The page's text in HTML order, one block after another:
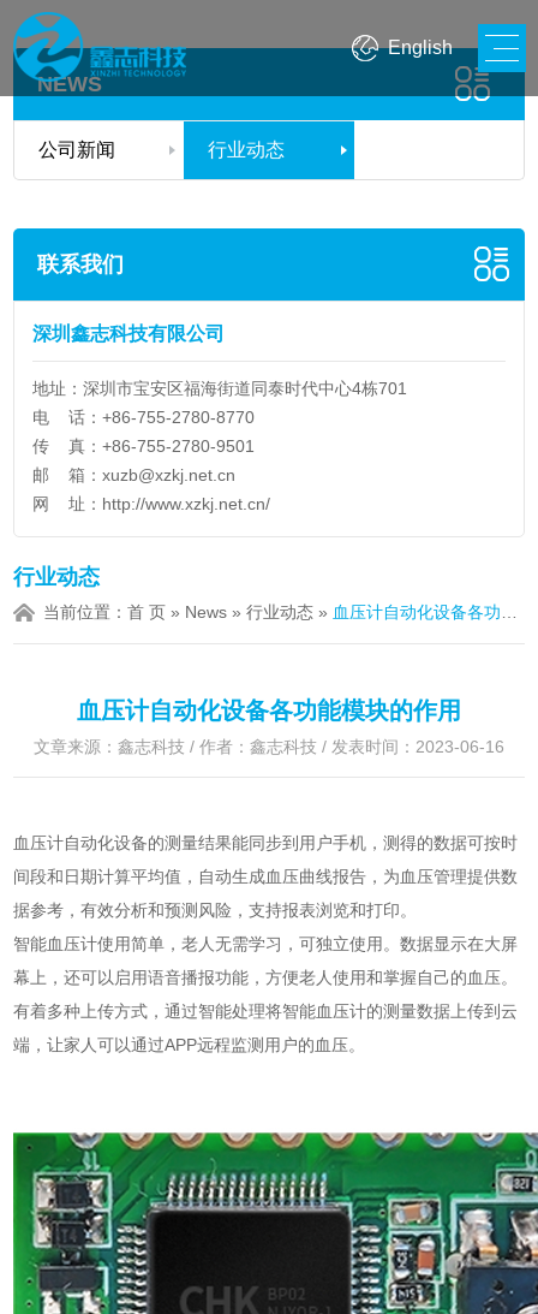
English
NEWS
公司新闻 行业动态
联系我们
深圳鑫志科技有限公司
地址：深圳市宝安区福海街道同泰时代中心4栋701
电 话：+86-755-2780-8770
传 真：+86-755-2780-9501
邮 箱：xuzb@xzkj.net.cn
网 址： http://www.xzkj.net.cn/
行业动态
当前位置：首 页 » News »行业动态 » 血压计自动化设备各功能模块的作用
血压计自动化设备各功能模块的作用
文章来源：鑫志科技 / 作者：鑫志科技 / 发表时间：2023-06-16
血压计自动化设备的测量结果能同步到用户手机，测得的数据可按时
间段和日期计算平均值，自动生成血压曲线报告，为血压管理提供数
据参考，有效分析和预测风险，支持报表浏览和打印。
智能血压计使用简单，老人无需学习，可独立使用。数据显示在大屏
幕上，还可以启用语音播报功能，方便老人使用和掌握自己的血压。
有着多种上传方式，通过智能处理将智能血压计的测量数据上传到云
端，让家人可以通过APP远程监测用户的血压。